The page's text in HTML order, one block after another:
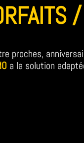
proches,
a la solution